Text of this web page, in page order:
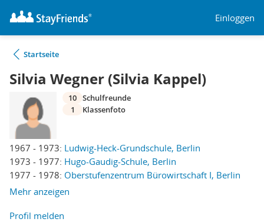
Einloggen
Startseite
Silvia Wegner (Silvia Kappel)
1967 - 1973: Ludwig-Heck-Grundschule, Berlin
1973 - 1977: Hugo-Gaudig-Schule, Berlin
1977 - 1978: Oberstufenzentrum Bürowirtschaft I, Berlin
Mehr anzeigen
10 Schulfreunde
1
Klassenfoto
Profil melden